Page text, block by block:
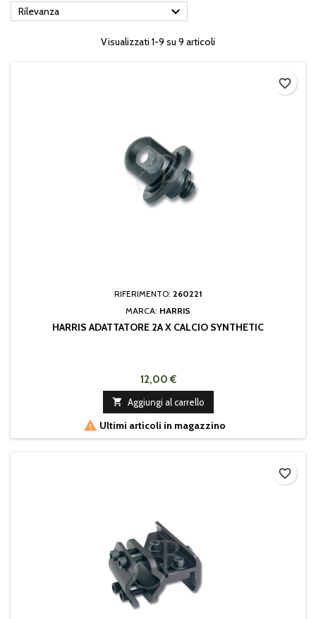
Rilevanza 
Visualizzati 1-9 su 9 articoli
RIFERIMENTO: 260221
MARCA: HARRIS
HARRIS ADATTATORE 2A X CALCIO SYNTHETIC
12,00 €
 Aggiungi al carrello
 Ultimi articoli in magazzino
favorite_border
favorite_border